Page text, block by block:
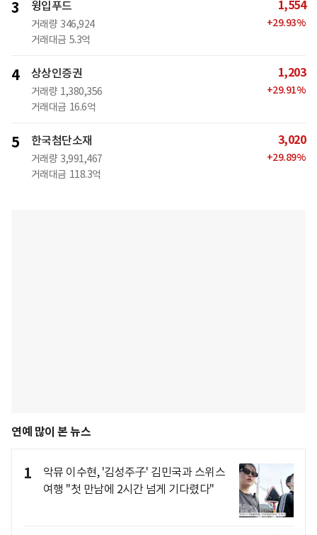
3 윙입푸드
거래량 346,924
거래대금 5.3억
1,554
+29.93%
4 상상인증권
거래량 1,380,356
거래대금 16.6억
1,203
+29.91%
5 한국첨단소재
거래량 3,991,467
거래대금 118.3억
3,020
+29.89%
연예 많이 본 뉴스
1
악뮤 이수현, '김성주子' 김민국과 스위스
여행 "첫 만남에 2시간 넘게 기다렸다"